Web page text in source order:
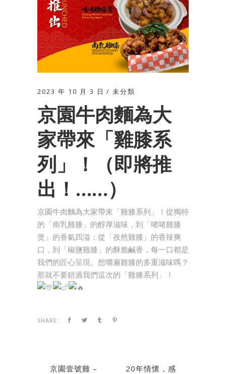
2023 年 10 月 3 日 未分類
京園牛肉麵為大
家帶來「雞膝系
列」！（即將推
出！……）
京園牛肉麵為大家帶來「雞膝系列」！從獨特
的「南乳雞膝」的醇厚滋味，到「啫啫雞膝
煲」的香氣四溢；從「孜然雞膝」的香辣爽
口，到「椒鹽雞膝」的酥脆鹹香，每一口都是
我們的匠心呈現。想嚐遍雞膝的多重滋味嗎？
那就不要錯過我們這次的「雞膝系列」！
SHARE:
京園壹號雞 –
20年情懷，感